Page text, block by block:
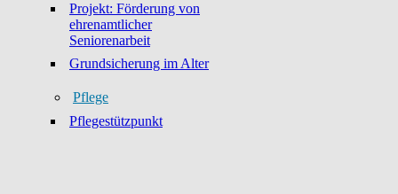
Projekt: Förderung von
ehrenamtlicher
Seniorenarbeit
Grundsicherung im Alter
Pflege
Pflegestützpunkt